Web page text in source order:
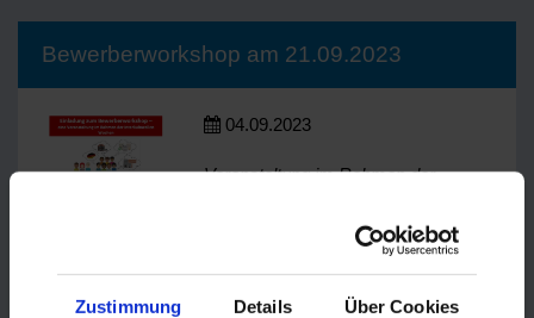
Zustimmung Details Über Cookies
Bewerberworkshop am 21.09.2023
04.09.2023
Veranstaltung im Rahmen der
Im Rahmen der interkulturellen
Woche lädt die Berufsberatung der